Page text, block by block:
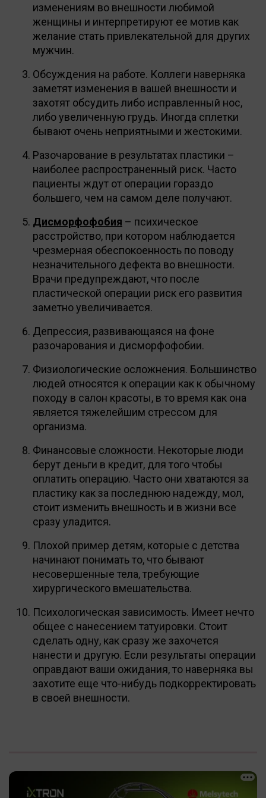
изменениям во внешности любимой
женщины и интерпретируют ее мотив как
желание стать привлекательной для других
мужчин.
Обсуждения на работе. Коллеги наверняка
заметят изменения в вашей внешности и
захотят обсудить либо исправленный нос,
либо увеличенную грудь. Иногда сплетки
бывают очень неприятными и жестокими.
Разочарование в результатах пластики –
наиболее распространенный риск. Часто
пациенты ждут от операции гораздо
большего, чем на самом деле получают.
Дисморфофобия – психическое
расстройство, при котором наблюдается
чрезмерная обеспокоенность по поводу
незначительного дефекта во внешности.
Врачи предупреждают, что после
пластической операции риск его развития
заметно увеличивается.
Депрессия, развивающаяся на фоне
разочарования и дисморфофобии.
Физиологические осложнения. Большинство
людей относятся к операции как к обычному
походу в салон красоты, в то время как она
является тяжелейшим стрессом для
организма.
Финансовые сложности. Некоторые люди
берут деньги в кредит, для того чтобы
оплатить операцию. Часто они хватаются за
пластику как за последнюю надежду, мол,
стоит изменить внешность и в жизни все
сразу уладится.
Плохой пример детям, которые с детства
начинают понимать то, что бывают
несовершенные тела, требующие
хирургического вмешательства.
Психологическая зависимость. Имеет нечто
общее с нанесением татуировки. Стоит
сделать одну, как сразу же захочется
нанести и другую. Если результаты операции
оправдают ваши ожидания, то наверняка вы
захотите еще что-нибудь подкорректировать
в своей внешности.